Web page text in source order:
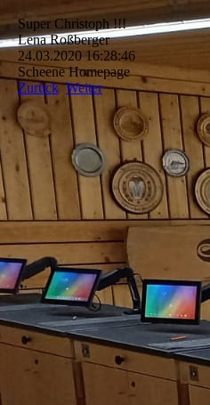
Super Christoph !!!
Lena Roßberger
24.03.2020 16:28:46
Scheene Homepage
Zurück Weiter